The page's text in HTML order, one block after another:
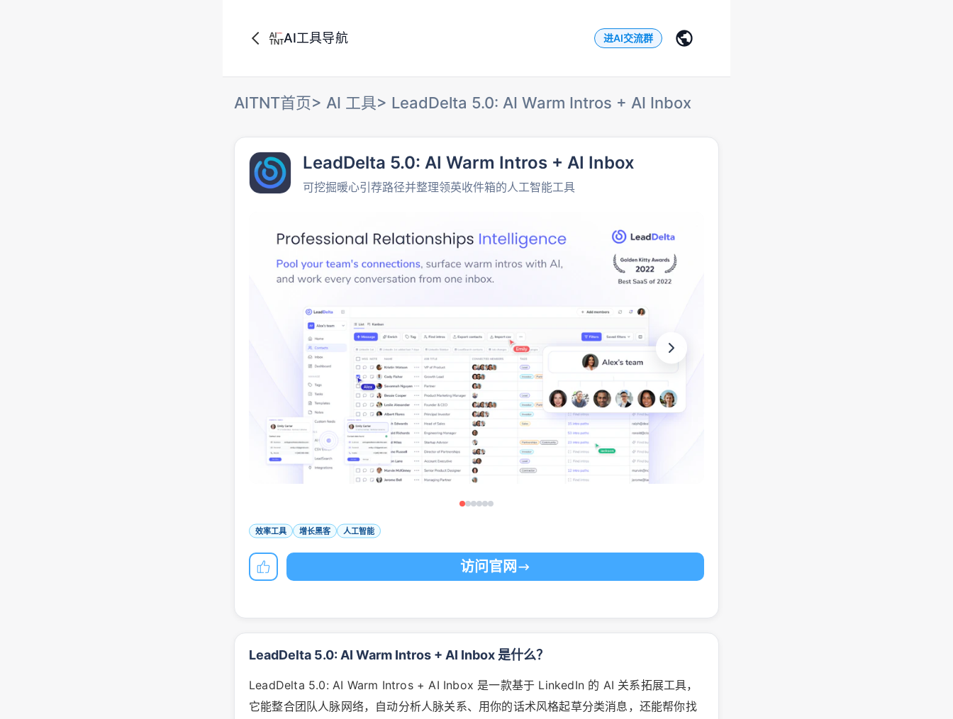
AI工具导航 进AI交流群
AITNT首页> AI 工具> LeadDelta 5.0: AI Warm Intros + AI Inbox
LeadDelta 5.0: AI Warm Intros + AI Inbox
可挖掘暖心引荐路径并整理领英收件箱的人工智能工具
效率工具 增长黑客 人工智能
访问官网
LeadDelta 5.0: AI Warm Intros + AI Inbox 是什么？
LeadDelta 5.0: AI Warm Intros + AI Inbox 是一款基于 LinkedIn 的 AI 关系拓展工具，
它能整合团队人脉网络，自动分析人脉关系、用你的话术风格起草分类消息，还能帮你找